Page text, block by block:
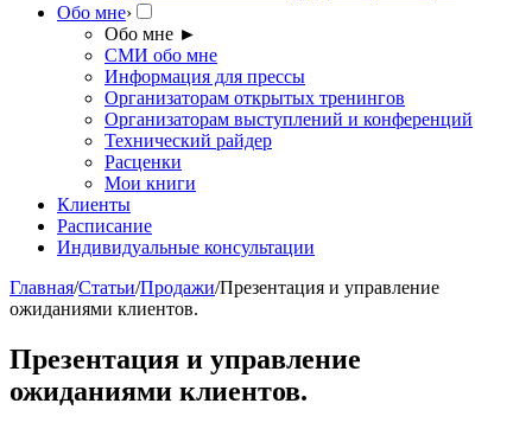
Обо мне›
Обо мне ►
СМИ обо мне
Информация для прессы
Организаторам открытых тренингов
Организаторам выступлений и конференций
Технический райдер
Расценки
Мои книги
Клиенты
Расписание
Индивидуальные консультации
Главная/Статьи/Продажи/Презентация и управление
ожиданиями клиентов.
Презентация и управление
ожиданиями клиентов.